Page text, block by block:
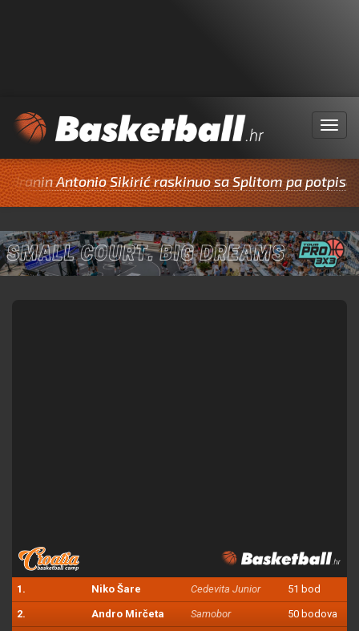
Menu
Antonio Sikirić raskinuo sa Splitom pa potpisao za
1. Niko Šare Cedevita Junior 51 bod
2. Andro Mirčeta Samobor 50 bodova